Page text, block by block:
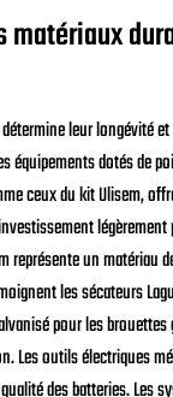
matériaux
leur longévité
équipements dotés de
ceux du kit Ulisem,
légèrement
représente un matériau
les sécateurs
pour les
Les outils électriques